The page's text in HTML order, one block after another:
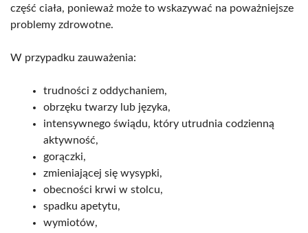
część ciała, ponieważ może to wskazywać na poważniejsze
problemy zdrowotne.
W przypadku zauważenia:
trudności z oddychaniem,
obrzęku twarzy lub języka,
intensywnego świądu, który utrudnia codzienną
aktywność,
gorączki,
zmieniającej się wysypki,
obecności krwi w stolcu,
spadku apetytu,
wymiotów,